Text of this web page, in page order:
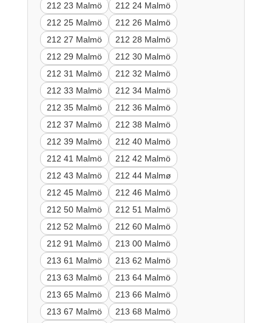
212 23 Malmö
212 24 Malmö
212 25 Malmö
212 26 Malmö
212 27 Malmö
212 28 Malmö
212 29 Malmö
212 30 Malmö
212 31 Malmö
212 32 Malmö
212 33 Malmö
212 34 Malmö
212 35 Malmö
212 36 Malmö
212 37 Malmö
212 38 Malmö
212 39 Malmö
212 40 Malmö
212 41 Malmö
212 42 Malmö
212 43 Malmö
212 44 Malmø
212 45 Malmö
212 46 Malmö
212 50 Malmö
212 51 Malmö
212 52 Malmö
212 60 Malmö
212 91 Malmö
213 00 Malmö
213 61 Malmö
213 62 Malmö
213 63 Malmö
213 64 Malmö
213 65 Malmö
213 66 Malmö
213 67 Malmö
213 68 Malmö